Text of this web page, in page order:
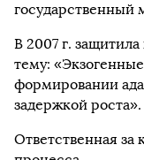
государственный
В 2007 г.
тему:
формировании
задержкой роста».
Ответственная за